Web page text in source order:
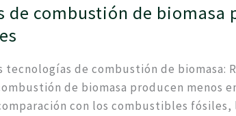
de combustión de biomasa
tecnologías de combustión de biomasa:
de biomasa producen menos
con los combustibles